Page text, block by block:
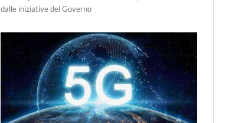
dalle iniziative del Governo